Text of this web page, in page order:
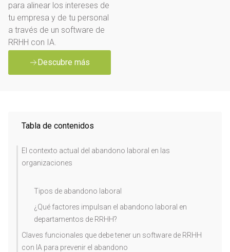
para alinear los intereses de
tu empresa y de tu personal
a través de un software de
RRHH con IA.
Descubre más
Tabla de contenidos
El contexto actual del abandono laboral en las
organizaciones
Tipos de abandono laboral
¿Qué factores impulsan el abandono laboral en
departamentos de RRHH?
Claves funcionales que debe tener un software de RRHH
con IA para prevenir el abandono